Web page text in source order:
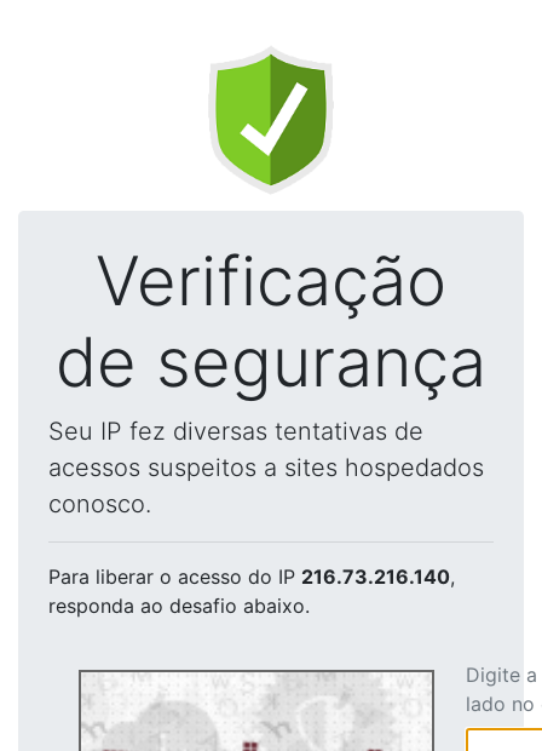
Verificação
de segurança
Seu IP fez diversas tentativas de
acessos suspeitos a sites hospedados
conosco.
Para liberar o acesso do IP 216.73.216.140,
responda ao desafio abaixo.
Digite
lado no